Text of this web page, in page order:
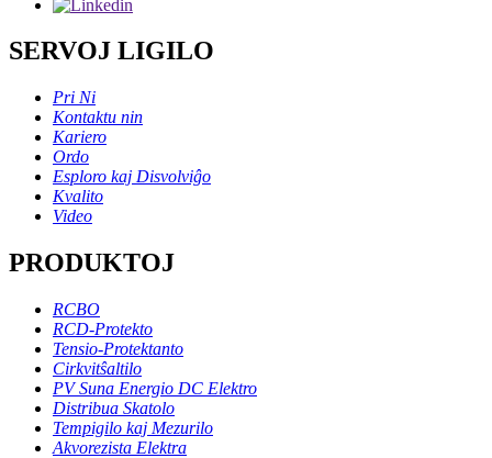
SERVOJ LIGILO
Pri Ni
Kontaktu nin
Kariero
Ordo
Esploro kaj Disvolviĝo
Kvalito
Video
PRODUKTOJ
RCBO
RCD-Protekto
Tensio-Protektanto
Cirkvitŝaltilo
PV Suna Energio DC Elektro
Distribua Skatolo
Tempigilo kaj Mezurilo
Akvorezista Elektra